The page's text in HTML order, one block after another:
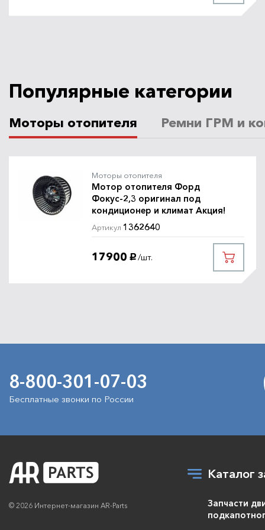
Популярные категории
Моторы отопителя Ремни ГРМ и
Моторы отопителя
Мотор отопителя Форд
Фокус-2,3 оригинал под
кондиционер и климат Акция!
Артикул 1362640
17900 руб. /шт.
8-800-301-07-03
Бесплатные звонки по России
© 2026 Интернет-магазин AR-Parts
Каталог
Запчасти